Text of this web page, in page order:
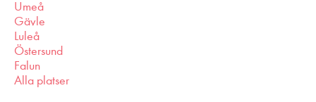
Umeå
Gävle
Luleå
Östersund
Falun
Alla platser